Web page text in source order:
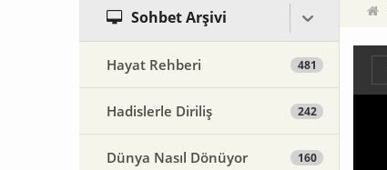
Sohbet Arşivi
Hayat Rehberi 481
Hadislerle Diriliş 242
Dünya Nasıl Dönüyor 160